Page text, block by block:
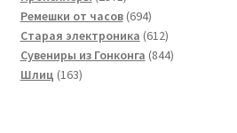
товар
Ремешки от часов 694694
товара
Старая электроника 612612
товаров
Сувениры из Гонконга 844844
Шлиц 163163